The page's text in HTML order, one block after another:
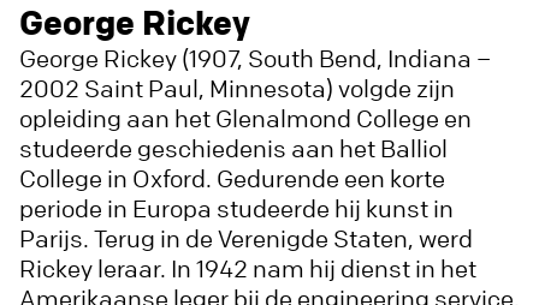
George Rickey
George Rickey (1907, South Bend, Indiana –
2002 Saint Paul, Minnesota) volgde zijn
opleiding aan het Glenalmond College en
studeerde geschiedenis aan het Balliol
College in Oxford. Gedurende een korte
periode in Europa studeerde hij kunst in
Parijs. Terug in de Verenigde Staten, werd
Rickey leraar. In 1942 nam hij dienst in het
Amerikaanse leger bij de engineering service.